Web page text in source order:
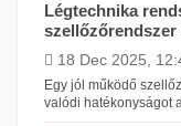
Légtechnika
szellőzőrendszer
18 Dec 2025,
Egy jól működő
valódi hatékonyságot